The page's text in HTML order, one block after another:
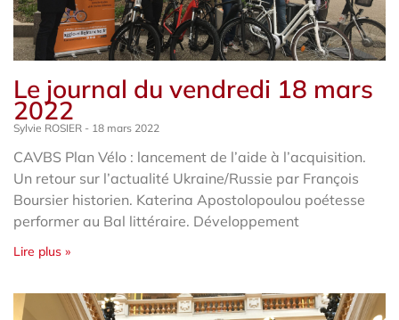
Le journal du vendredi 18 mars
2022
Sylvie ROSIER 18 mars 2022
CAVBS Plan Vélo : lancement de l’aide à l’acquisition.
Un retour sur l’actualité Ukraine/Russie par François
Boursier historien. Katerina Apostolopoulou poétesse
performer au Bal littéraire. Développement
Lire plus »